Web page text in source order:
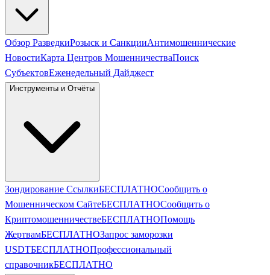
Обзор РазведкиРозыск и СанкцииАнтимошеннические
НовостиКарта Центров МошенничестваПоиск
СубъектовЕженедельный Дайджест
Инструменты и Отчёты
Зондирование СсылкиБЕСПЛАТНОСообщить о
Мошенническом СайтеБЕСПЛАТНОСообщить о
КриптомошенничествеБЕСПЛАТНОПомощь
ЖертвамБЕСПЛАТНОЗапрос заморозки
USDTБЕСПЛАТНОПрофессиональный
справочникБЕСПЛАТНО